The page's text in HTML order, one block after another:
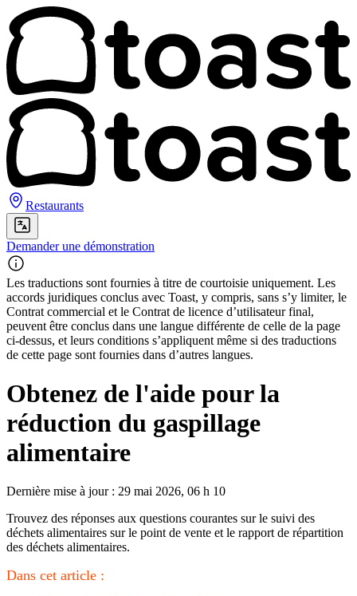
Restaurants
Demander une démonstration
Les traductions sont fournies à titre de courtoisie uniquement. Les
accords juridiques conclus avec Toast, y compris, sans s’y limiter, le
Contrat commercial et le Contrat de licence d’utilisateur final,
peuvent être conclus dans une langue différente de celle de la page
ci-dessus, et leurs conditions s’appliquent même si des traductions
de cette page sont fournies dans d’autres langues.
Obtenez de l'aide pour la
réduction du gaspillage
alimentaire
Dernière mise à jour : 29 mai 2026, 06 h 10
Trouvez des réponses aux questions courantes sur le suivi des
déchets alimentaires sur le point de vente et le rapport de répartition
des déchets alimentaires.
Dans cet article :